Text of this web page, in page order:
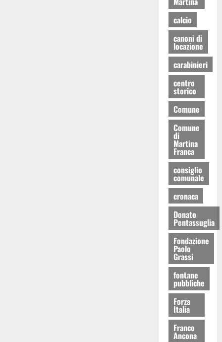
calcio
canoni di
locazione
carabinieri
centro
storico
Comune
Comune
di
Martina
Franca
consiglio
comunale
cronaca
Donato
Pentassuglia
Fondazione
Paolo
Grassi
fontane
pubbliche
Forza
Italia
Franco
Ancona